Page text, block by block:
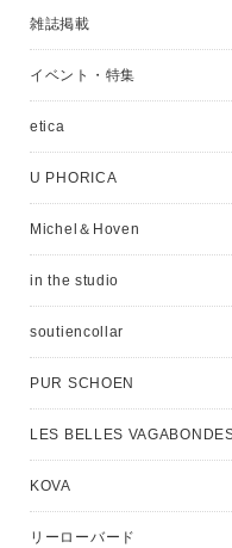
雑誌掲載
イベント・特集
etica
U PHORICA
Michel＆Hoven
in the studio
soutiencollar
PUR SCHOEN
LES BELLES
KOVA
リーローバード